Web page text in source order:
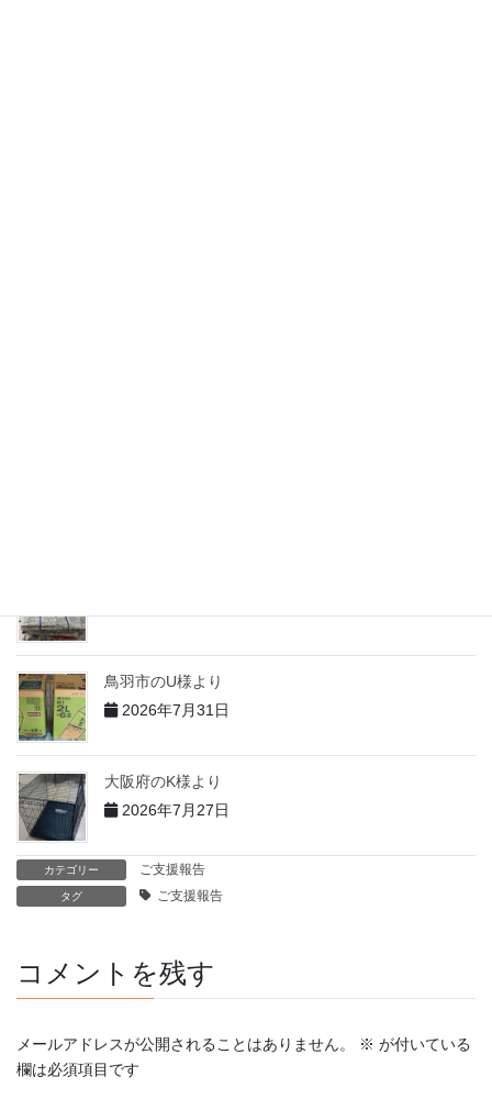
鳥羽市のU様より
2026年7月31日
大阪府のK様より
2026年7月27日
カテゴリー ご支援報告
タグ ご支援報告
コメントを残す
メールアドレスが公開されることはありません。 ※ が付いている
欄は必須項目です